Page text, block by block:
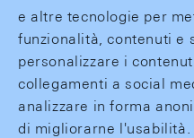
e altre tecnologie per
funzionalità, contenuti e
personalizzare i
collegamenti a social
analizzare in forma
di migliorarne